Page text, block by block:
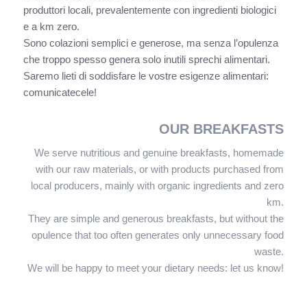
produttori locali, prevalentemente con ingredienti biologici
e a km zero.
Sono colazioni semplici e generose, ma senza l’opulenza
che troppo spesso genera solo inutili sprechi alimentari.
Saremo lieti di soddisfare le vostre esigenze alimentari:
comunicatecele!
OUR BREAKFASTS
We serve nutritious and genuine breakfasts, homemade
with our raw materials, or with products purchased from
local producers, mainly with organic ingredients and zero
km.
They are simple and generous breakfasts, but without the
opulence that too often generates only unnecessary food
waste.
We will be happy to meet your dietary needs: let us know!